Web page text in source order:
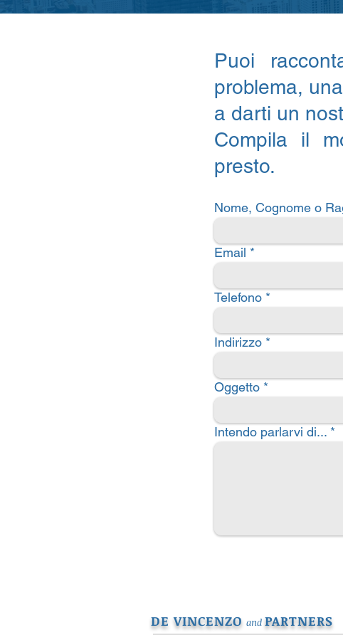
Puoi
problema,
a darti un
Compila il
presto.
Nome, Cognome o
Email
Telefono
Indirizzo
Oggetto
Intendo parlarvi di...
DE VINCENZO and PARTNERS